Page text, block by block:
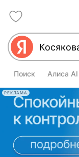
Поиск Алиса AI
РЕКЛАМА